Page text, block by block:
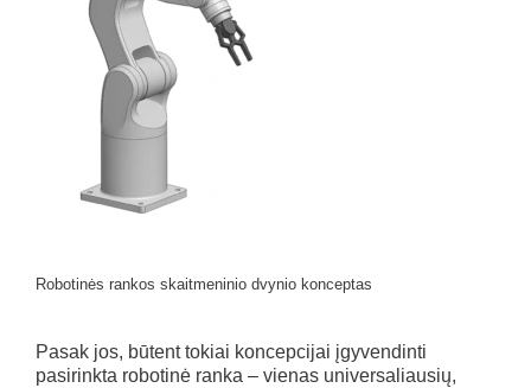
Robotinės rankos skaitmeninio dvynio konceptas
Pasak jos, būtent tokiai koncepcijai įgyvendinti
pasirinkta robotinė ranka – vienas universaliausių,